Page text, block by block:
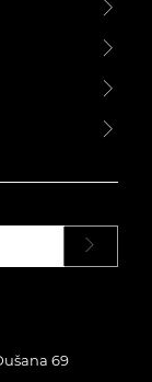
69